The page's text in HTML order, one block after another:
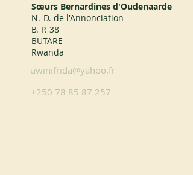
Sœurs Bernardines d'Oudenaarde
N.-D. de l'Annonciation
B. P. 38
BUTARE
Rwanda
uwinifrida@yahoo.fr
+250 78 85 87 257